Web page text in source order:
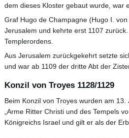
dem dieses Kloster gebaut wurde, war
Graf Hugo de Champagne (Hugo I.
Jerusalem und kehrte erst 1107
Templerordens.
Aus Jerusalem zurückgekehrt setzte
und war ab 1109 der dritte Abt der
Konzil von Troyes 1128/1129
Beim Konzil von Troyes wurden am
„Arme Ritter Christi und des Tempels
Königreichs Israel und gilt er als der